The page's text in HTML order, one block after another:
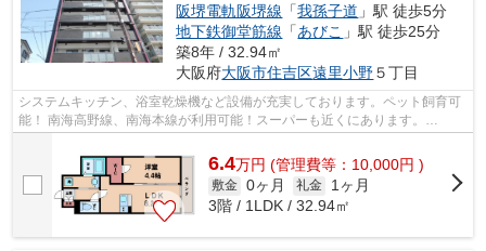
阪堺電軌阪堺線 「我孫子道 」駅 徒歩5分
地下鉄御堂筋線 「あびこ 」駅 徒歩25分
築8年 / 32.94㎡
大阪府大阪市住吉区遠里小野５丁目
システムキッチン、浴室乾燥機など設備が充実しております。ペット飼育可
能！ 南海高野線、南海本線が利用可能！スーパーも近くにあります。
■□■□■□■□■□■□■□■□■□■□■□■□■□■□■□■□■□■□■...
6.4万円 (管理費等：10,000円 )
敷金 0ヶ月 礼金
1ヶ月
3階 / 1LDK / 32.94㎡